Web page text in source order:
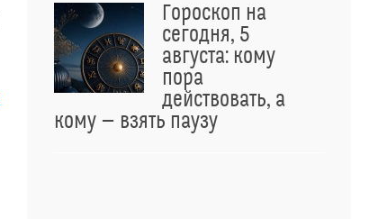
Гороскоп на
сегодня, 5
августа: кому
пора
действовать, а
кому — взять паузу